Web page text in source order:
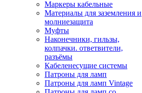
Маркеры кабельные
Материалы для заземления и
молниезащита
Муфты
Наконечники, гильзы,
колпачки. ответвители,
разъёмы
Кабеленесущие системы
Патроны для ламп
Патроны для ламп Vintage